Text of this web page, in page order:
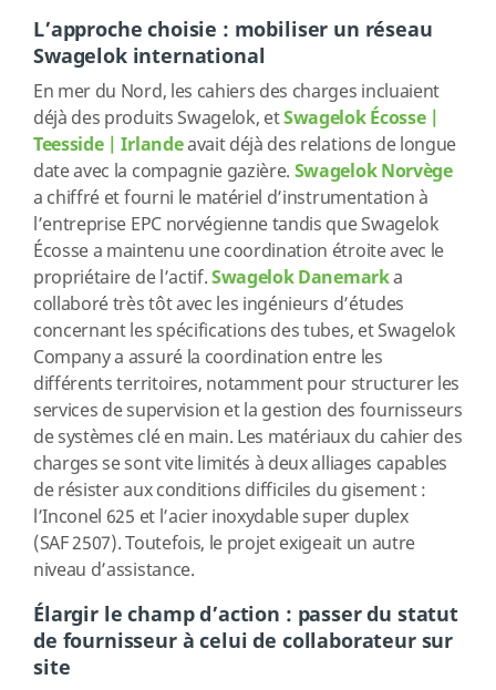
L’approche choisie : mobiliser un réseau
Swagelok international
En mer du Nord, les cahiers des charges incluaient
déjà des produits Swagelok, etSwagelok Écosse |
Teesside | Irlandeavait déjà des relations de longue
date avec la compagnie gazière. Swagelok Norvège
a chiffré et fourni le matériel d’instrumentation à
l’entreprise EPC norvégienne tandis que Swagelok
Écosse a maintenu une coordination étroite avec le
propriétaire de l’actif.Swagelok Danemarka
collaboré très tôt avec les ingénieurs d’études
concernant les spécifications des tubes, et Swagelok
Company a assuré la coordination entre les
différents territoires, notamment pour structurer les
services de supervision et la gestion des fournisseurs
de systèmes clé en main. Les matériaux du cahier des
charges se sont vite limités à deux alliages capables
de résister aux conditions difficiles du gisement :
l’Inconel 625 et l’acier inoxydable super duplex
(SAF 2507). Toutefois, le projet exigeait un autre
niveau d’assistance.
Élargir le champ d’action : passer du statut
de fournisseur à celui de collaborateur sur
site